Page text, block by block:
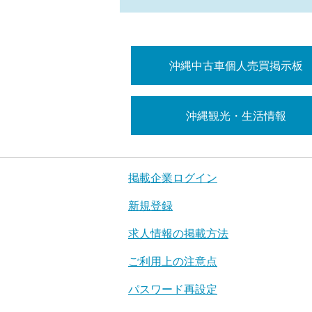
沖縄中古車個人売買掲示板
沖縄観光・生活情報
掲載企業ログイン
新規登録
求人情報の掲載方法
ご利用上の注意点
パスワード再設定